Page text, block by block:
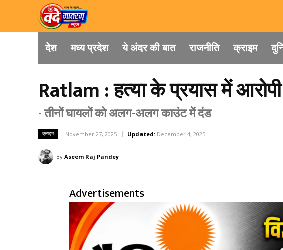
देश मध्य प्रदेश ये अंदर की बात राजनीति क्राइम
Ratlam : हत्या के प्रयास में
- तीनों घायलों को अलग-अलग काउंट में दंड
क्राइम November 27, 2025 Updated: December 4, 2025
By Aseem Raj Pandey
Advertisements